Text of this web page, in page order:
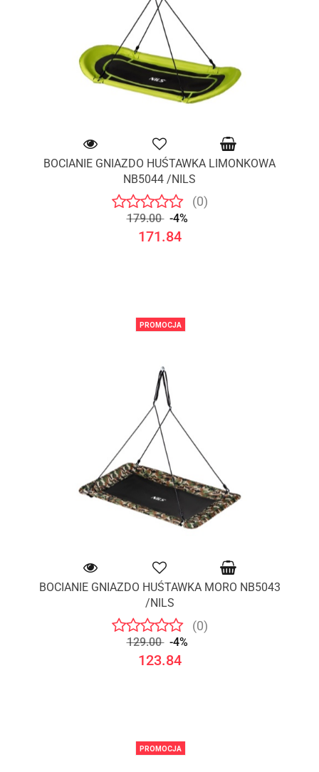
BOCIANIE GNIAZDO HUŚTAWKA LIMONKOWA
NB5044 /NILS
(0)
179.00 -4%
171.84
PROMOCJA
BOCIANIE GNIAZDO HUŚTAWKA MORO NB5043
/NILS
(0)
129.00 -4%
123.84
PROMOCJA